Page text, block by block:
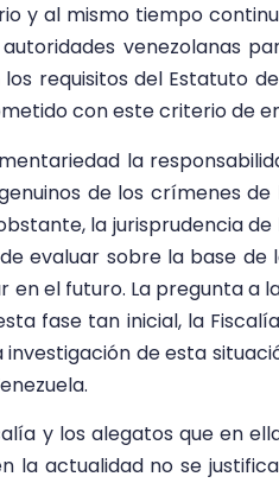
y al mismo tiempo
venezolanas
requisitos del Estatuto
con este criterio de
la
de los crímenes
la jurisprudencia
evaluar sobre la base de
el futuro. La pregunta a
fase tan inicial, la
de esta
y los alegatos que en
la actualidad no se